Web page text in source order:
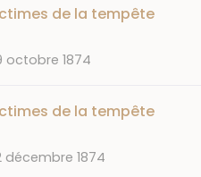
de la tempête
octobre 1874
de la tempête
décembre 1874